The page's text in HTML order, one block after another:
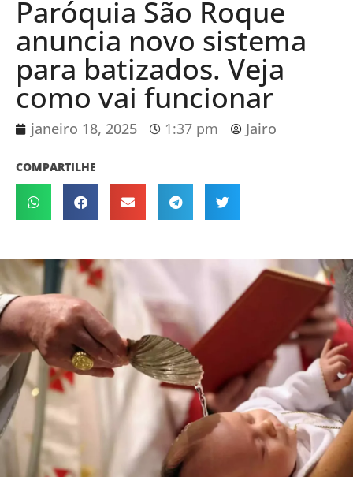
Paróquia São Roque
anuncia novo sistema
para batizados. Veja
como vai funcionar
janeiro 18, 2025 1:37 pm Jairo
COMPARTILHE